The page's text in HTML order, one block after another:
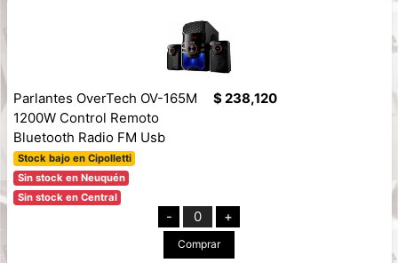
Parlantes OverTech OV-165M
1200W Control Remoto
Bluetooth Radio FM Usb
Stock bajo en Cipolletti
Sin stock en Neuquén
Sin stock en Central
$ 238,120
- 0 +
Comprar